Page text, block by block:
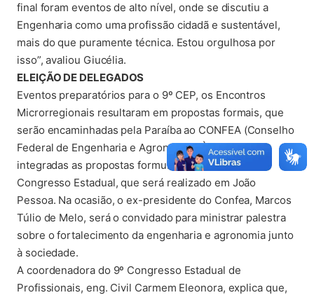
final foram eventos de alto nível, onde se discutiu a
Engenharia como uma profissão cidadã e sustentável,
mais do que puramente técnica. Estou orgulhosa por
isso”, avaliou Giucélia.
ELEIÇÃO DE DELEGADOS
Eventos preparatórios para o 9º CEP, os Encontros
Microrregionais resultaram em propostas formais, que
serão encaminhadas pela Paraíba ao CONFEA (Conselho
Federal de Engenharia e Agronomia). À elas, serão
integradas as propostas formuladas durante o
Congresso Estadual, que será realizado em João
Pessoa. Na ocasião, o ex-presidente do Confea, Marcos
Túlio de Melo, será o convidado para ministrar palestra
sobre o fortalecimento da engenharia e agronomia junto
à sociedade.
A coordenadora do 9º Congresso Estadual de
Profissionais, eng. Civil Carmem Eleonora, explica que,